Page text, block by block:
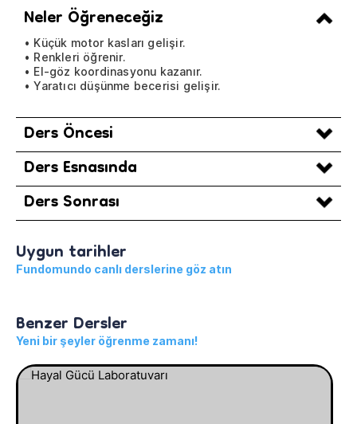
Neler Öğreneceğiz
• Küçük motor kasları gelişir.
• Renkleri öğrenir.
• El-göz koordinasyonu kazanır.
• Yaratıcı düşünme becerisi gelişir.
Ders Öncesi
Ders Esnasında
Ders Sonrası
Uygun tarihler
Fundomundo canlı derslerine göz atın
Benzer Dersler
Yeni bir şeyler öğrenme zamanı!